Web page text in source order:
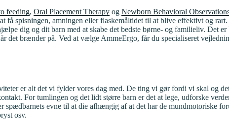
feeding, Oral Placement Therapy og Newborn Behavioral
spisningen, amningen eller flaskemåltidet til at blive effektivt og
dig og dit barn med at skabe det bedste børne- og familieliv. Det
brænder på. Ved at vælge AmmeErgo, får du specialiseret
er alt det vi fylder vores dag med. De ting vi gør fordi vi skal og
For tumlingen og det lidt større barn er det at lege, udforske
evne til at die afhængig af at det har de mundmotoriske
osv.